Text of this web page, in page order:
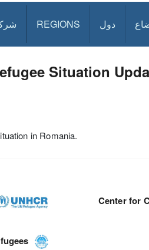
دول REGIONS
Situation
in Romania.
Center for